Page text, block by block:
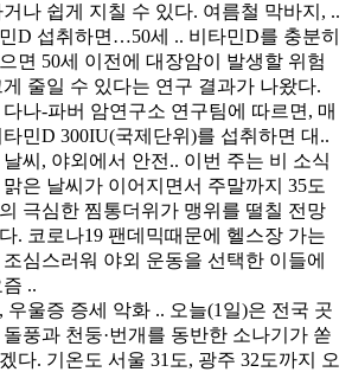
거나 쉽게 지칠 수 있다. 여름철 막바지, ..
D 섭취하면…50세 .. 비타민D를 충분히
면 50세 이전에 대장암이 발생할 위험
게 줄일 수 있다는 연구 결과가 나왔다.
다나-파버 암연구소 연구팀에 따르면, 매
타민D 300IU(국제단위)를 섭취하면 대..
날씨, 야외에서 안전.. 이번 주는 비 소식
맑은 날씨가 이어지면서 주말까지 35도
극심한 찜통더위가 맹위를 떨칠 전망
. 코로나19 팬데믹때문에 헬스장 가는
조심스러워 야외 운동을 선택한 이들에
..
우울증 증세 악화 .. 오늘(1일)은 전국 곳
돌풍과 천둥·번개를 동반한 소나기가 쏟
다. 기온도 서울 31도, 광주 32도까지 오